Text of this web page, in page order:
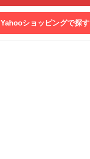
Yahooショッピングで探す